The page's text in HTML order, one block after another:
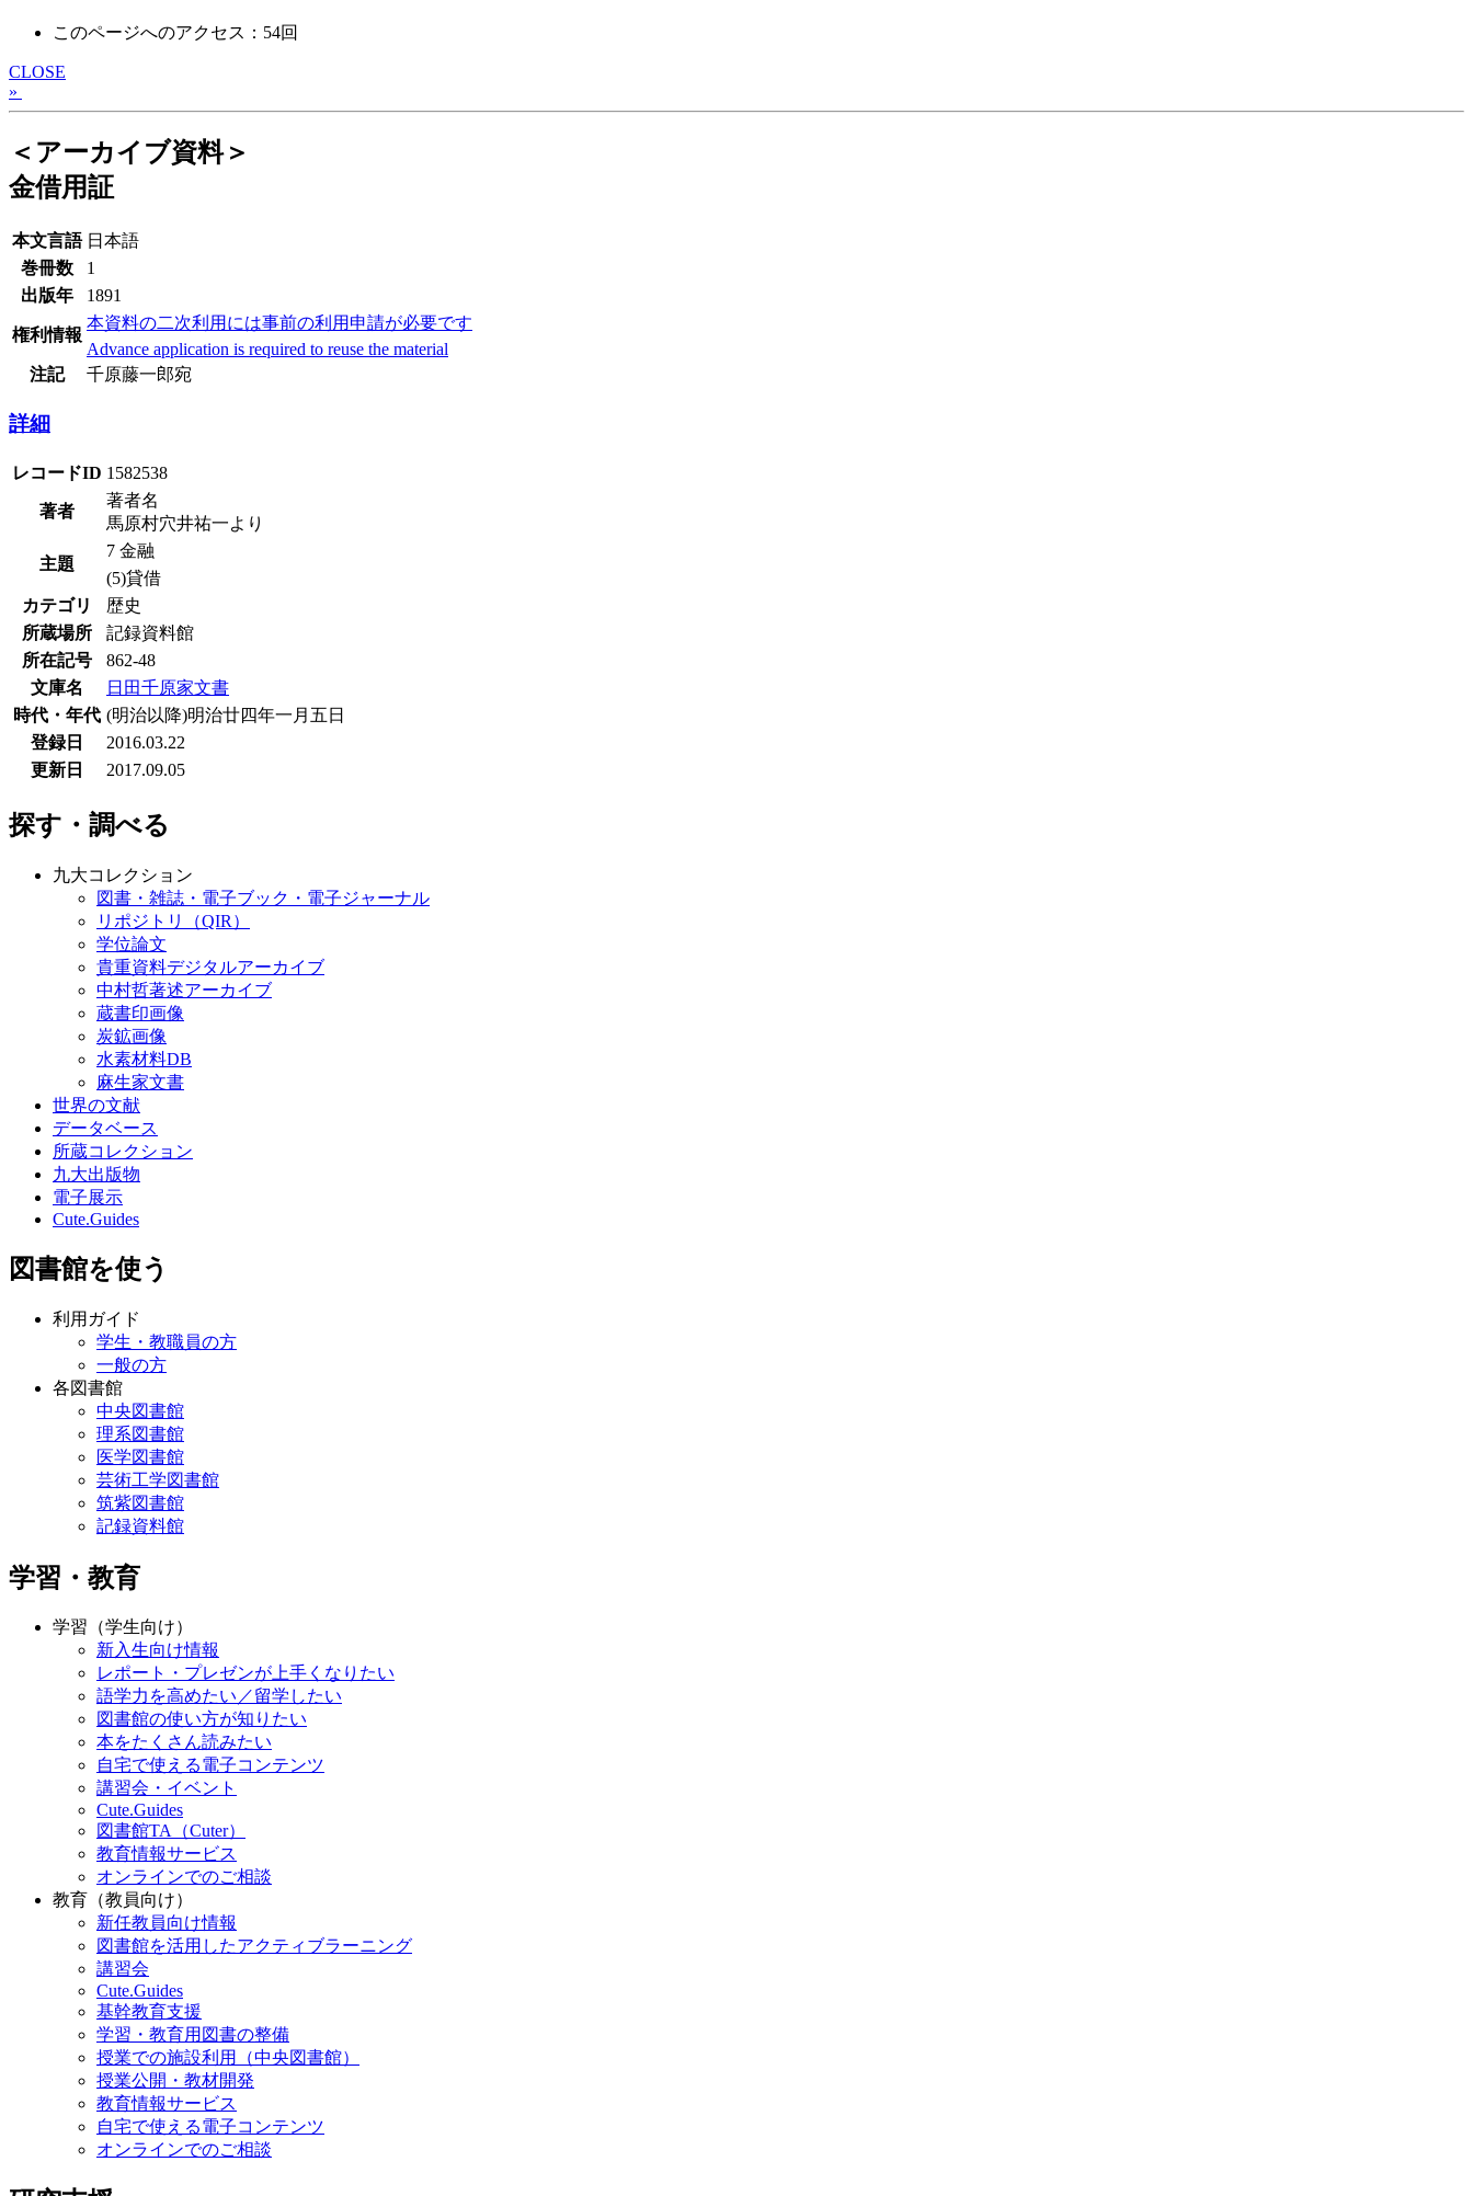
このページへのアクセス：54回
CLOSE
»
＜アーカイブ資料＞
金借用証
本文言語 日本語
巻冊数
1
出版年
1891
権利情報
本資料の二次利用には事前の利用申請が必要です
Advance application is required to reuse the material
注記
千原藤一郎宛
詳細
レコードID 1582538
著者
著者名
馬原村穴井祐一より
主題
7 金融
(5)貸借
カテゴリ
歴史
所蔵場所
記録資料館
所在記号
862-48
文庫名
日田千原家文書
時代・年代 (明治以降)明治廿四年一月五日
登録日
2016.03.22
更新日
2017.09.05
探す・調べる
九大コレクション
図書・雑誌・電子ブック・電子ジャーナル
リポジトリ（QIR）
学位論文
貴重資料デジタルアーカイブ
中村哲著述アーカイブ
蔵書印画像
炭鉱画像
水素材料DB
麻生家文書
世界の文献
データベース
所蔵コレクション
九大出版物
電子展示
Cute.Guides
図書館を使う
利用ガイド
学生・教職員の方
一般の方
各図書館
中央図書館
理系図書館
医学図書館
芸術工学図書館
筑紫図書館
記録資料館
学習・教育
学習（学生向け）
新入生向け情報
レポート・プレゼンが上手くなりたい
語学力を高めたい／留学したい
図書館の使い方が知りたい
本をたくさん読みたい
自宅で使える電子コンテンツ
講習会・イベント
Cute.Guides
図書館TA（Cuter）
教育情報サービス
オンラインでのご相談
教育（教員向け）
新任教員向け情報
図書館を活用したアクティブラーニング
講習会
Cute.Guides
基幹教育支援
学習・教育用図書の整備
授業での施設利用（中央図書館）
授業公開・教材開発
教育情報サービス
自宅で使える電子コンテンツ
オンラインでのご相談